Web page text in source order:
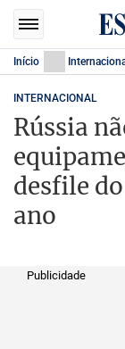
Início
INTERNACIONAL
Rússia
desfile
ano
Publicidade